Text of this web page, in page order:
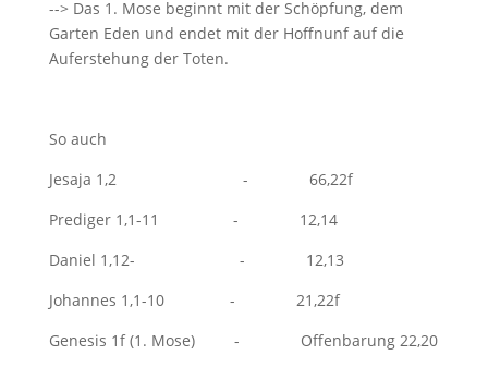
--> Das 1. Mose beginnt mit der Schöpfung, dem
Garten Eden und endet mit der Hoffnunf auf die
Auferstehung der Toten.
So auch
Jesaja 1,2 - 66,22f
Prediger 1,1-11 - 12,14
Daniel 1,12- - 12,13
Johannes 1,1-10 - 21,22f
Genesis 1f (1. Mose) - Offenbarung 22,20